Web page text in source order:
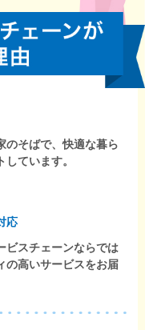
のそばで、快適な暮ら
しています。
応
ビスチェーンならでは
の高いサービスをお届